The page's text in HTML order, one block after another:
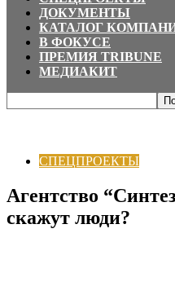
ДОКУМЕНТЫ
КАТАЛОГ
В ФОКУСЕ
ПРЕМИЯ TRIBUNE
МЕДИАКИТ
СПЕЦПРОЕКТЫ
Агентство
скажут люди?